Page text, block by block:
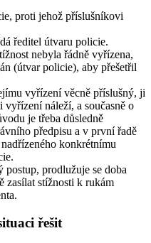
proti jehož příslušníkovi
ředitel útvaru policie.
nebyla řádně vyřízena,
(útvar policie), aby přešetřil
vyřízení věcně příslušný, ji
náleží, a současně o
je třeba důsledně
předpisu a v první řadě
konkrétnímu
postup, prodlužuje se doba
zasílat stížnosti k rukám
řešit